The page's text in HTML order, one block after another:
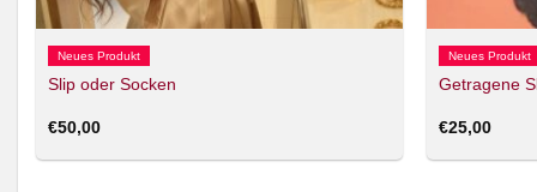
Neues Produkt
Slip oder Socken
€50,00
Neues Produkt
Getragene
€25,00